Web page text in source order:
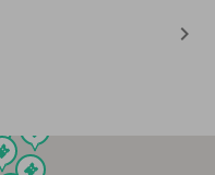
events